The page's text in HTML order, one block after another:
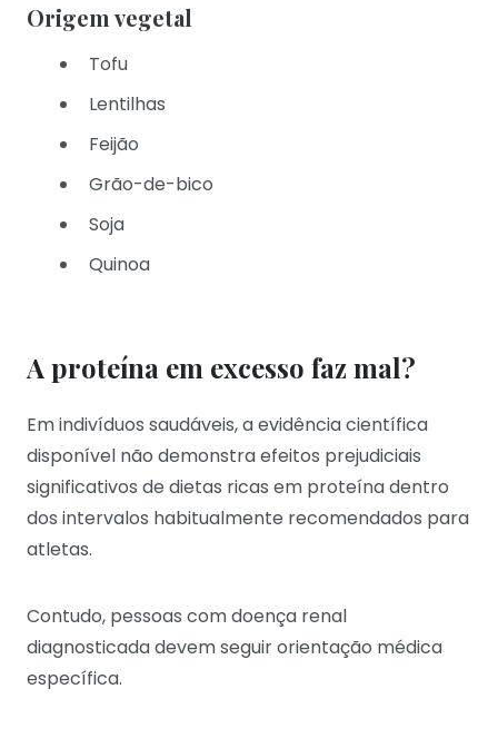
Origem vegetal
Tofu
Lentilhas
Feijão
Grão-de-bico
Soja
Quinoa
A proteína em excesso faz mal?
Em indivíduos saudáveis, a evidência científica
disponível não demonstra efeitos prejudiciais
significativos de dietas ricas em proteína dentro
dos intervalos habitualmente recomendados para
atletas.
Contudo, pessoas com doença renal
diagnosticada devem seguir orientação médica
específica.